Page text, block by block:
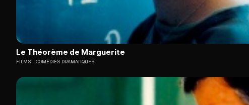
Le Théorème de Marguerite
FILMS COMÉDIES DRAMATIQUES